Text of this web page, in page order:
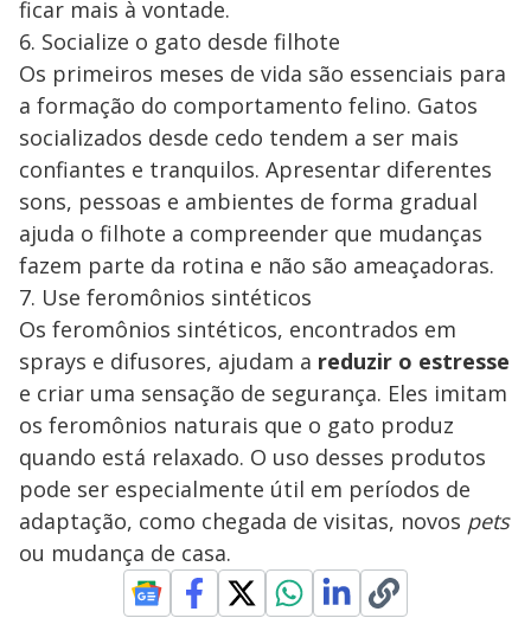
ficar mais à vontade.
6. Socialize o gato desde filhote
Os primeiros meses de vida são essenciais para
a formação do comportamento felino. Gatos
socializados desde cedo tendem a ser mais
confiantes e tranquilos. Apresentar diferentes
sons, pessoas e ambientes de forma gradual
ajuda o filhote a compreender que mudanças
fazem parte da rotina e não são ameaçadoras.
7. Use feromônios sintéticos
Os feromônios sintéticos, encontrados em
sprays e difusores, ajudam a reduzir o estresse
e criar uma sensação de segurança. Eles imitam
os feromônios naturais que o gato produz
quando está relaxado. O uso desses produtos
pode ser especialmente útil em períodos de
adaptação, como chegada de visitas, novos pets
ou mudança de casa.